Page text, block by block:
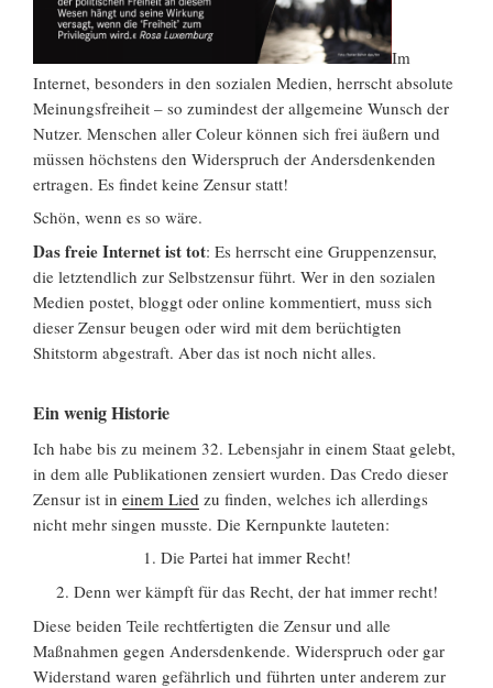
Im
Internet, besonders in den sozialen Medien, herrscht absolute
Meinungsfreiheit – so zumindest der allgemeine Wunsch der
Nutzer. Menschen aller Coleur können sich frei äußern und
müssen höchstens den Widerspruch der Andersdenkenden
ertragen. Es findet keine Zensur statt!
Schön, wenn es so wäre.
Das freie Internet ist tot: Es herrscht eine Gruppenzensur,
die letztendlich zur Selbstzensur führt. Wer in den sozialen
Medien postet, bloggt oder online kommentiert, muss sich
dieser Zensur beugen oder wird mit dem berüchtigten
Shitstorm abgestraft. Aber das ist noch nicht alles.
Ein wenig Historie
Ich habe bis zu meinem 32. Lebensjahr in einem Staat gelebt,
in dem alle Publikationen zensiert wurden. Das Credo dieser
Zensur ist in einem Lied zu finden, welches ich allerdings
nicht mehr singen musste. Die Kernpunkte lauteten:
1. Die Partei hat immer Recht!
2. Denn wer kämpft für das Recht, der hat immer recht!
Diese beiden Teile rechtfertigten die Zensur und alle
Maßnahmen gegen Andersdenkende. Widerspruch oder gar
Widerstand waren gefährlich und führten unter anderem zur